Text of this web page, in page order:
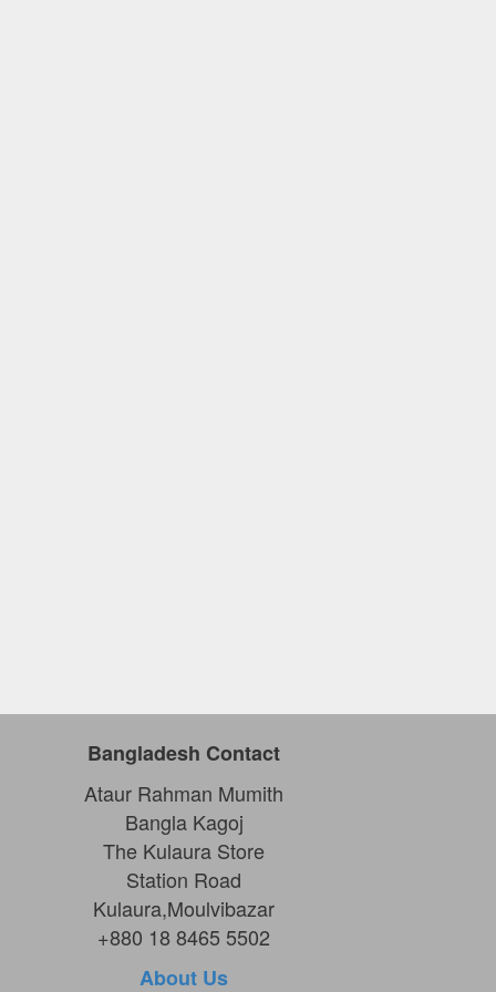
Bangladesh Contact
Ataur Rahman Mumith
Bangla Kagoj
The Kulaura Store
Station Road
Kulaura,Moulvibazar
+880 18 8465 5502
About Us